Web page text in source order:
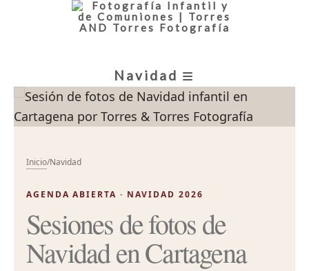
Navidad
Inicio/Navidad
AGENDA ABIERTA · NAVIDAD 2026
Sesiones de fotos de
Navidad en Cartagena